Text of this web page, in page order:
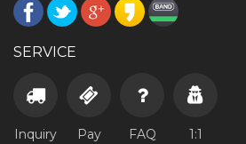
SERVICE
Inquiry Pay FAQ 1:1